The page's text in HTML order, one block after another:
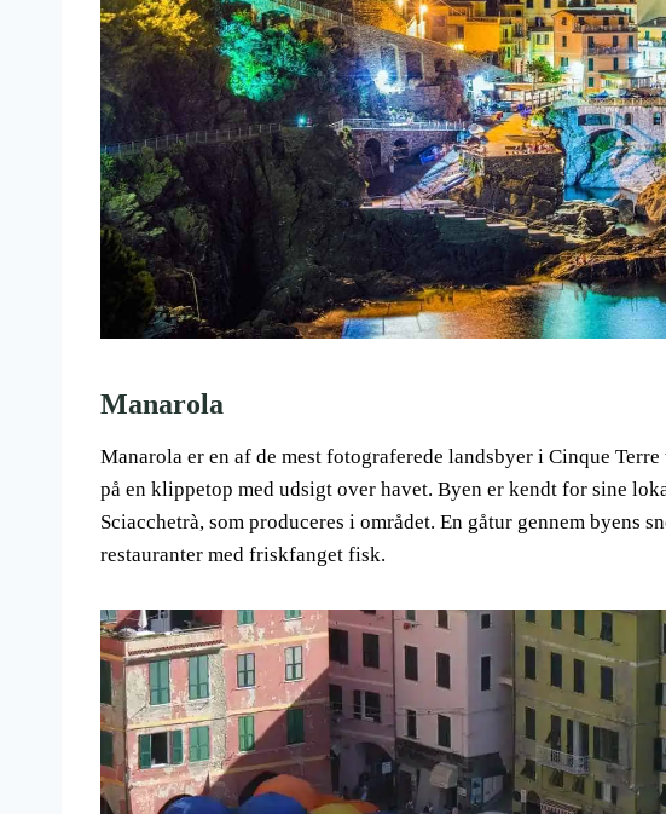
Manarola
Manarola er en af de mest fotograferede landsbyer i Cinque
på en klippetop med udsigt over havet. Byen er kendt for sine
Sciacchetrà, som produceres i området. En gåtur gennem byens
restauranter med friskfanget fisk.